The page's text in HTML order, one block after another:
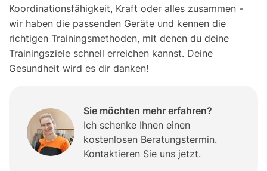
Koordinationsfähigkeit, Kraft oder alles zusammen -
wir haben die passenden Geräte und kennen die
richtigen Trainingsmethoden, mit denen du deine
Trainingsziele schnell erreichen kannst. Deine
Gesundheit wird es dir danken!
Sie möchten mehr erfahren?
Ich schenke Ihnen einen
kostenlosen Beratungstermin.
Kontaktieren Sie uns jetzt.